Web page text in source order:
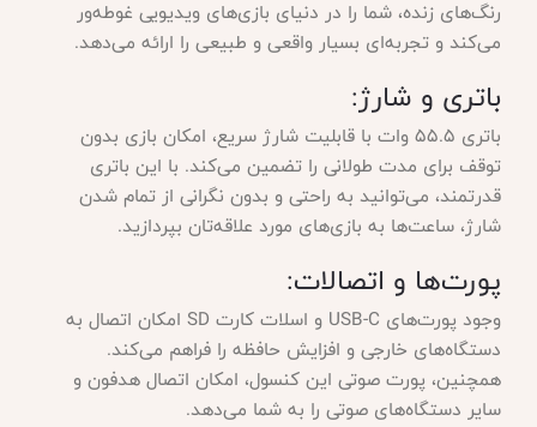
رنگ‌های زنده، شما را در دنیای بازی‌های ویدیویی غوطه‌ور
می‌کند و تجربه‌ای بسیار واقعی و طبیعی را ارائه می‌دهد.
باتری و شارژ:
باتری ۵۵.۵ وات با قابلیت شارژ سریع، امکان بازی بدون
توقف برای مدت طولانی را تضمین می‌کند. با این باتری
قدرتمند، می‌توانید به راحتی و بدون نگرانی از تمام شدن
شارژ، ساعت‌ها به بازی‌های مورد علاقه‌تان بپردازید.
پورت‌ها و اتصالات:
وجود پورت‌های USB-C و اسلات کارت SD امکان اتصال به
دستگاه‌های خارجی و افزایش حافظه را فراهم می‌کند.
همچنین، پورت صوتی این کنسول، امکان اتصال هدفون و
سایر دستگاه‌های صوتی را به شما می‌دهد.